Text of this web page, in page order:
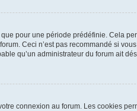
pour une période prédéfinie. Cela
Ceci n’est pas recommandé si
qu’un administrateur du forum ait
connexion au forum. Les cookies